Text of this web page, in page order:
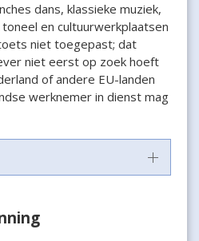
dans, klassieke muziek,
en cultuurwerkplaatsen
niet toegepast; dat
niet eerst op zoek hoeft
of andere EU-landen
werknemer in dienst mag